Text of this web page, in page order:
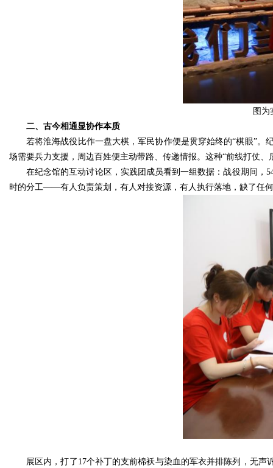
图为
二、古今相通显协作本质
若将淮海战役比作一盘大棋，军民协作便是贯穿始终的“棋眼”
场需要兵力支援，周边百姓便主动带路、传递情报。这种“前线打仗
在纪念馆的互动讨论区，实践团成员看到一组数据：战役期间，
时的分工——有人负责策划，有人对接资源，有人执行落地，缺了任
展区内，打了17个补丁的支前棉袄与染血的军衣并排陈列，无